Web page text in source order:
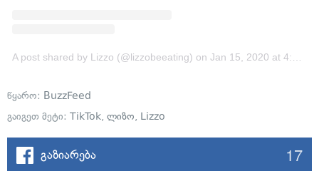
A post shared by Lizzo (@lizzobeeating) on Jan 15, 2020 at 4:02pm PST
წყარო: BuzzFeed
გაიგეთ მეტი: TikTok, ლიზო, Lizzo
გაზიარება 17